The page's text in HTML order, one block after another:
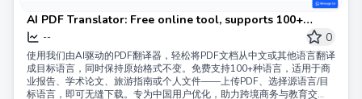
AI PDF Translator: Free online tool, supports 100+
languages | PDF Translator Free
-- 0
使用我们由AI驱动的PDF翻译器，轻松将PDF文档从中文或其他语言翻译
成目标语言，同时保持原始格式不变。免费支持100+种语言，适用于商
业报告、学术论文、旅游指南或个人文件——上传PDF、选择源语言/目
标语言，即可无缝下载。专为中国用户优化，助力跨境商务与教育交